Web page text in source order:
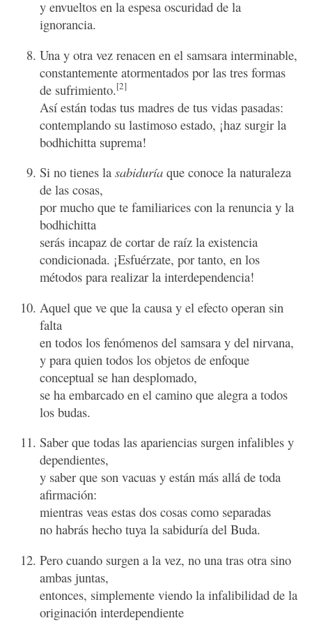
y envueltos en la espesa oscuridad de la
ignorancia.
Una y otra vez renacen en el samsara interminable,
constantemente atormentados por las tres formas
de sufrimiento.[2]
Así están todas tus madres de tus vidas pasadas:
contemplando su lastimoso estado, ¡haz surgir la
bodhichitta suprema!
Si no tienes lasabiduría que conoce la naturaleza
de las cosas,
por mucho que te familiarices con la renuncia y la
bodhichitta
serás incapaz de cortar de raíz la existencia
condicionada. ¡Esfuérzate, por tanto, en los
métodos para realizar la interdependencia!
Aquel que ve que la causa y el efecto operan sin
falta
en todos los fenómenos del samsara y del nirvana,
y para quien todos los objetos de enfoque
conceptual se han desplomado,
se ha embarcado en el camino que alegra a todos
los budas.
Saber que todas las apariencias surgen infalibles y
dependientes,
y saber que son vacuas y están más allá de toda
afirmación:
mientras veas estas dos cosas como separadas
no habrás hecho tuya la sabiduría del Buda.
Pero cuando surgen a la vez, no una tras otra sino
ambas juntas,
entonces, simplemente viendo la infalibilidad de la
originación interdependiente